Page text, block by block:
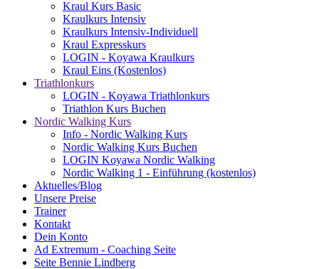
Kraul Kurs Basic
Kraulkurs Intensiv
Kraulkurs Intensiv-Individuell
Kraul Expresskurs
LOGIN - Koyawa Kraulkurs
Kraul Eins (Kostenlos)
Triathlonkurs
LOGIN - Koyawa Triathlonkurs
Triathlon Kurs Buchen
Nordic Walking Kurs
Info - Nordic Walking Kurs
Nordic Walking Kurs Buchen
LOGIN Koyawa Nordic Walking
Nordic Walking 1 - Einführung (kostenlos)
Aktuelles/Blog
Unsere Preise
Trainer
Kontakt
Dein Konto
Ad Extremum - Coaching Seite
Seite Bennie Lindberg